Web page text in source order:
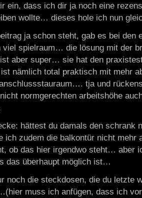
ein, dass ich dir ja noch eine
wollte… dieses hole ich nun
ja schon steht, gab es bei den
viel spielraum… die lösung mit der
aber super… sie hat den
nämlich total praktisch mit mehr
tja und
normgerechten arbeitshöhe
hättest du damals den schrank
ich zudem die balkontür nicht mehr
ob das hier irgendwo steht… aber
das überhaupt möglich ist…
noch die steckdosen, die du letzte
muss ich anfügen, dass ich